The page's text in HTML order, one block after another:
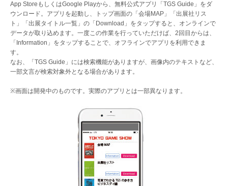
App StoreもしくはGoogle Playから、無料公式アプリ「TGS Guide」をダ
ウンロード。アプリを起動し、トップ画面の「会場MAP」「出展社リス
ト」「出展タイトル一覧」の「Download」をタップすると、オンラインで
データが取り込めます。一度この作業を行っていただけば、2回目からは、
「Information」をタップすることで、オフラインでアプリを利用できま
す。
なお、「TGS Guide」には検索機能がありますが、画像内のテキストなど、
一部文言が検索対象外となる場合があります。
※画面は開発中のものです。実際のアプリとは一部異なります。